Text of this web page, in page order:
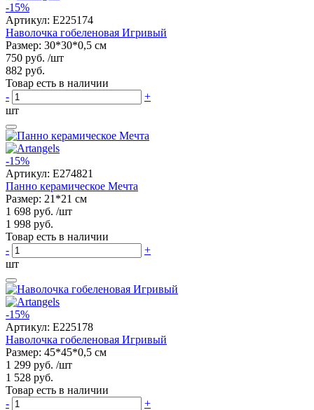
-15%
Артикул: E225174
Наволочка гобеленовая Игривый
Размер: 30*30*0,5 см
750 руб. /шт
882 руб.
Товар есть в наличии
-
+
шт
-15%
Артикул: E274821
Панно керамическое Мечта
Размер: 21*21 см
1 698 руб. /шт
1 998 руб.
Товар есть в наличии
-
+
шт
-15%
Артикул: E225178
Наволочка гобеленовая Игривый
Размер: 45*45*0,5 см
1 299 руб. /шт
1 528 руб.
Товар есть в наличии
-
+